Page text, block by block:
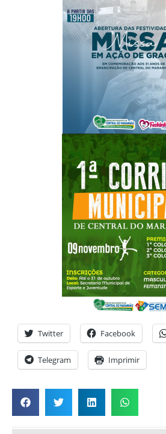
Twitter Facebook
Telegram Imprimir